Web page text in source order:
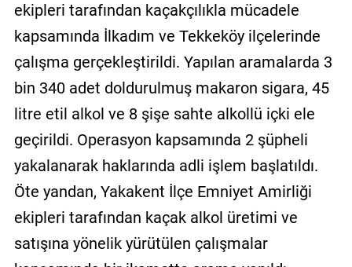
ekipleri tarafından kaçakçılıkla mücadele
kapsamında İlkadım ve Tekkeköy ilçelerinde
çalışma gerçekleştirildi. Yapılan aramalarda 3
bin 340 adet doldurulmuş makaron sigara, 45
litre etil alkol ve 8 şişe sahte alkollü içki ele
geçirildi. Operasyon kapsamında 2 şüpheli
yakalanarak haklarında adli işlem başlatıldı.
Öte yandan, Yakakent İlçe Emniyet Amirliği
ekipleri tarafından kaçak alkol üretimi ve
satışına yönelik yürütülen çalışmalar